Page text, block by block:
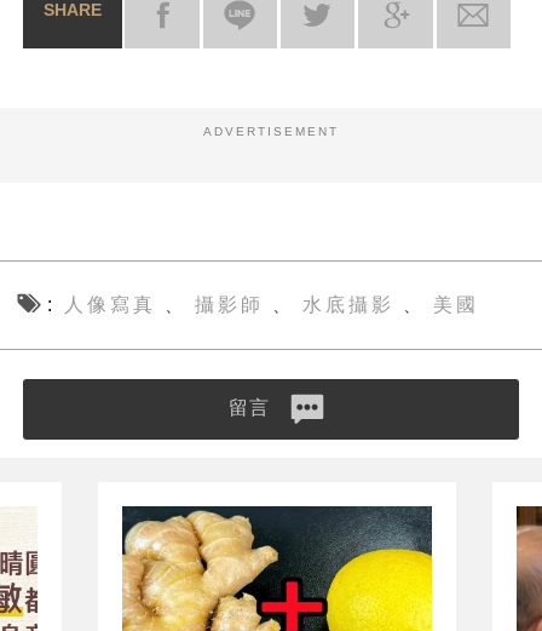
SHARE
ADVERTISEMENT
人像寫真 攝影師 水底攝影 美國
留言